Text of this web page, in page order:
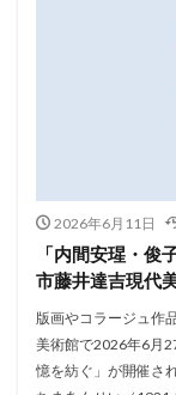
2026年6月11日
「内間安瑆・俊
市藤井達吉現代
版画やコラージュ作
美術館で2026年6月
憶を紡ぐ」が開催さ